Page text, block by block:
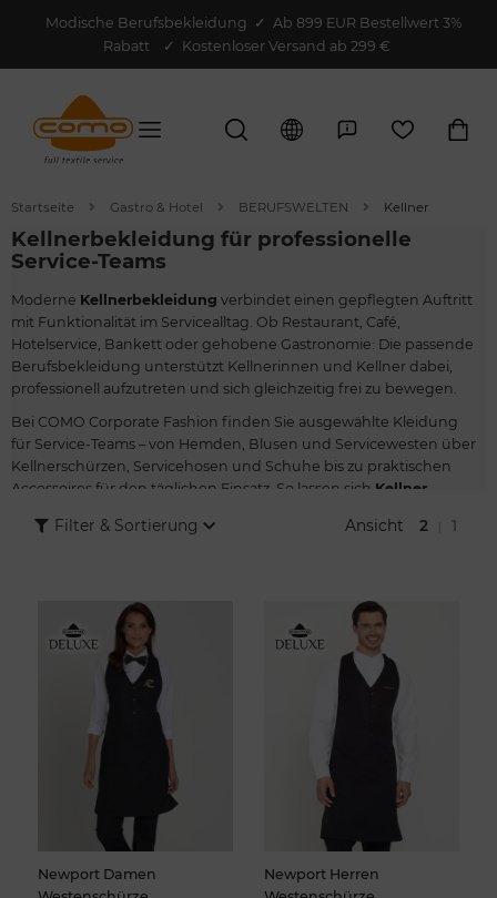
Modische Berufsbekleidung ✓ Ab 899 EUR Bestellwert 3%
Rabatt
✓ Kostenloser Versand ab 299 €
Startseite Gastro & Hotel BERUFSWELTEN Kellner
Kellnerbekleidung für professionelle
Service-Teams
Moderne Kellnerbekleidung verbindet einen gepflegten Auftritt
mit Funktionalität im Servicealltag. Ob Restaurant, Café,
Hotelservice, Bankett oder gehobene Gastronomie: Die passende
Berufsbekleidung unterstützt Kellnerinnen und Kellner dabei,
professionell aufzutreten und sich gleichzeitig frei zu bewegen.
Bei COMO Corporate Fashion finden Sie ausgewählte Kleidung
für Service-Teams – von Hemden, Blusen und Servicewesten über
Kellnerschürzen, Servicehosen und Schuhe bis zu praktischen
Accessoires für den täglichen Einsatz. So lassen sich Kellner
Ihres Betriebs passen und im Arbeitsalltag zuverlässig
Erscheinungsbild wichtig. Abgestimmte Farben, passende
Schnitte und auf Wunsch eine Veredelung mit Logo schaffen
einen professionellen Teamauftritt, der bei jedem Gästekontakt
sichtbar wird.
Filter & Sortierung Ansicht 2 1
Newport Damen
Newport Herren